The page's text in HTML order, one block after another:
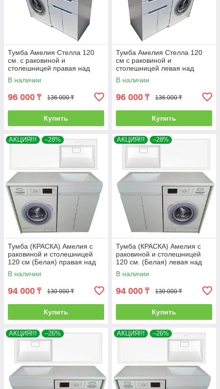
Тумба Амелия Стелла 120
см. с раковиной и
столешницей правая над
стиральной машиной. РФ
В наличии
96 000 ₸ 136 000 ₸
Купить
Тумба Амелия Стелла 120
см с раковиной и
столешницей левая над
стиральной машиной. РФ
В наличии
96 000 ₸ 136 000 ₸
Купить
АКЦИЯ!!! –28%
Тумба (КРАСКА) Амелия с
раковиной и столешницей
120 см (Белая) правая над
стиральной машиной. РФ
В наличии
94 000 ₸ 130 000 ₸
Купить
АКЦИЯ!!! –28%
Тумба (КРАСКА) Амелия с
раковиной и столешницей
120 см. (Белая) левая над
стиральной машиной. РФ
В наличии
94 000 ₸ 130 000 ₸
Купить
АКЦИЯ!!! –26% АКЦИЯ!!! –26%